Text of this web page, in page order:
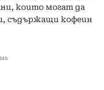
които могат да
съдържащи кофеин